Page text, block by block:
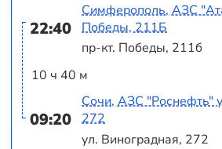
22:40
10 ч 40 м
09:20
Симферополь, АЗС
Победы, 211Б
пр-кт. Победы, 211б
Сочи, АЗС "Роснефть"
272
ул. Виноградная, 272